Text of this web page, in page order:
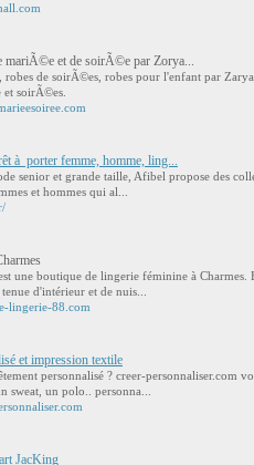
mariÃ©e et de soirÃ©e par Zorya...
robes de soirÃ©es, robes pour l'enfant par
soirÃ©es.
à porter femme, homme, ling...
senior et grande taille, Afibel propose des
et hommes qui al...
une boutique de lingerie féminine à
d'intérieur et de nuis...
lingerie-88.com
et impression textile
personnalisé ? creer-personnaliser.com
sweat, un polo.. personna...
JacKing